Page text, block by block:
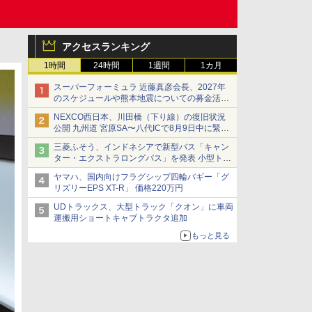
アクセスランキング
1時間 24時間 1週間 1カ月
スーパーフォーミュラ 近藤真彦会長、2027年
のスケジュールや熊本地震についての募金活動
を紹介
NEXCO西日本、川田橋（下り線）の復旧状況
公開 九州道 宮原SA〜八代ICで8月9日中に緊急
車両を通行可能に
三菱ふそう、インドネシアで新型バス「キャン
ター・エクストラロングバス」を発表 小型トラ
ックベースの観光・旅客輸送向けバス
ヤマハ、国内向けフラグシップ四輪バギー「グ
リズリーEPS XT-R」 価格220万円
UDトラックス、大型トラック「クオン」に車両
運搬用ショートキャブトラクタ追加
もっと見る